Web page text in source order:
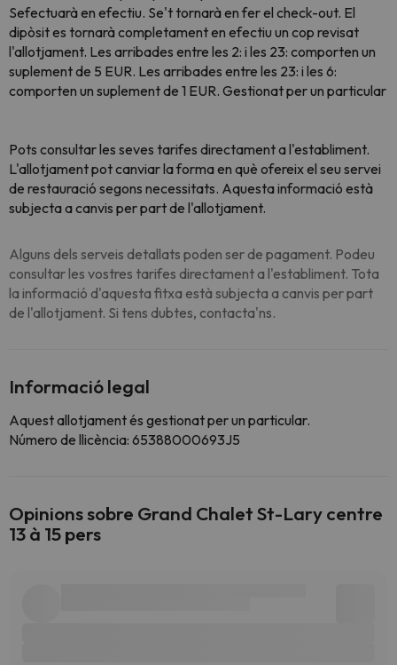
Sefectuarà en efectiu. Se't tornarà en fer el check-out. El
dipòsit es tornarà completament en efectiu un cop revisat
l'allotjament. Les arribades entre les 2: i les 23: comporten un
suplement de 5 EUR. Les arribades entre les 23: i les 6:
comporten un suplement de 1 EUR. Gestionat per un particular
Pots consultar les seves tarifes directament a l'establiment.
L'allotjament pot canviar la forma en què ofereix el seu servei
de restauració segons necessitats. Aquesta informació està
subjecta a canvis per part de l'allotjament.
Alguns dels serveis detallats poden ser de pagament. Podeu
consultar les vostres tarifes directament a l'establiment. Tota
la informació d'aquesta fitxa està subjecta a canvis per part
de l'allotjament. Si tens dubtes, contacta'ns.
Informació legal
Aquest allotjament és gestionat per un particular.
Número de llicència: 65388000693J5
Opinions sobre Grand Chalet St-Lary centre
13 à 15 pers